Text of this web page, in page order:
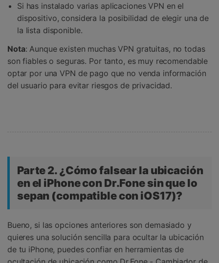
Si has instalado varias aplicaciones VPN en el
dispositivo, considera la posibilidad de elegir una de
la lista disponible.
Nota: Aunque existen muchas VPN gratuitas, no todas
son fiables o seguras. Por tanto, es muy recomendable
optar por una VPN de pago que no venda información
del usuario para evitar riesgos de privacidad.
Parte 2. ¿Cómo falsear la ubicación
en el iPhone con Dr.Fone sin que lo
sepan (compatible con iOS17)?
Bueno, si las opciones anteriores son demasiado y
quieres una solución sencilla para ocultar la ubicación
de tu iPhone, puedes confiar en herramientas de